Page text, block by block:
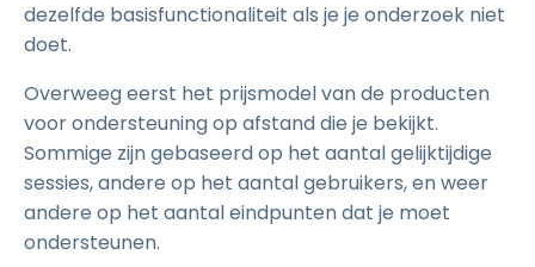
dezelfde basisfunctionaliteit als je je onderzoek niet
doet.
Overweeg eerst het prijsmodel van de producten
voor ondersteuning op afstand die je bekijkt.
Sommige zijn gebaseerd op het aantal gelijktijdige
sessies, andere op het aantal gebruikers, en weer
andere op het aantal eindpunten dat je moet
ondersteunen.